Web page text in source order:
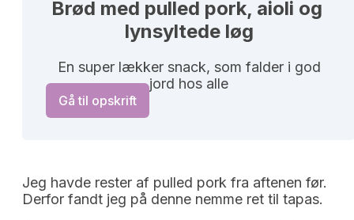
Brød med pulled pork, aioli og
lynsyltede løg
En super lækker snack, som falder i god
jord hos alle
Gå til opskrift
Jeg havde rester af pulled pork fra aftenen før.
Derfor fandt jeg på denne nemme ret til tapas.